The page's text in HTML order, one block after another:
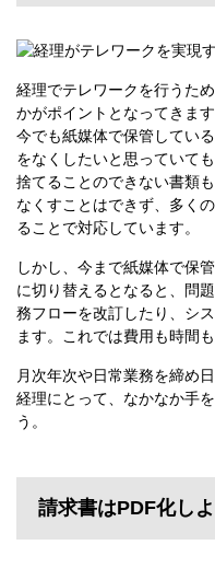
経理でテレワークを行うた
かがポイントとなってきま
今でも紙媒体で保管してい
をなくしたいと思っていて
捨てることのできない書類
なくすことはできず、多く
ることで対応しています。
しかし、今まで紙媒体で保
に切り替えるとなると、問
務フローを改訂したり、シ
ます。これでは費用も時間
月次年次や日常業務を締め
経理にとって、なかなか手
う。
請求書はPDF化しよ